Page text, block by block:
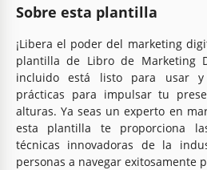
Sobre esta plantilla
¡Libera el poder del marketing
plantilla de Libro de Marketing
incluido está listo para usar y
prácticas para impulsar tu
alturas. Ya seas un experto en
esta plantilla te proporciona
técnicas innovadoras de la
personas a navegar exitosamente